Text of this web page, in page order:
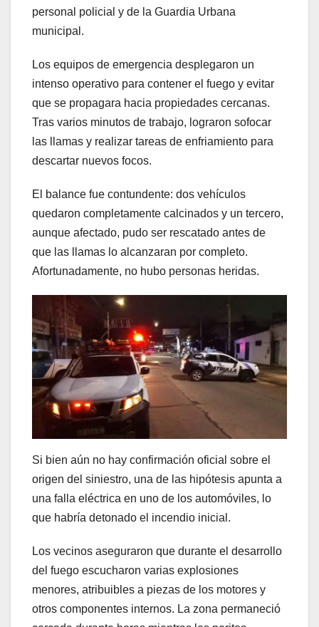
personal policial y de la Guardia Urbana
municipal.
Los equipos de emergencia desplegaron un
intenso operativo para contener el fuego y evitar
que se propagara hacia propiedades cercanas.
Tras varios minutos de trabajo, lograron sofocar
las llamas y realizar tareas de enfriamiento para
descartar nuevos focos.
El balance fue contundente: dos vehículos
quedaron completamente calcinados y un tercero,
aunque afectado, pudo ser rescatado antes de
que las llamas lo alcanzaran por completo.
Afortunadamente, no hubo personas heridas.
Si bien aún no hay confirmación oficial sobre el
origen del siniestro, una de las hipótesis apunta a
una falla eléctrica en uno de los automóviles, lo
que habría detonado el incendio inicial.
Los vecinos aseguraron que durante el desarrollo
del fuego escucharon varias explosiones
menores, atribuibles a piezas de los motores y
otros componentes internos. La zona permaneció